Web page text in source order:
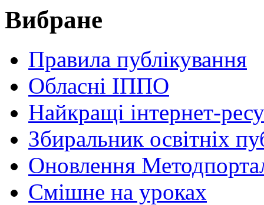
Вибране
Правила публікування
Обласні ІППО
Найкращі інтернет-
Збиральник освітніх
Оновлення
Cмішне на уроках